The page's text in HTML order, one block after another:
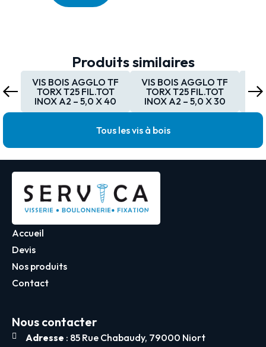
Produits similaires
VIS BOIS AGGLO TF
TORX T25 FIL.TOT
INOX A2 – 5,0 X 40
VIS BOIS AGGLO TF
TORX T25 FIL.TOT
INOX A2 – 5,0 X 30
Tous les vis à bois
Accueil
Devis
Nos produits
Contact
Nous contacter
Adresse : 85 Rue Chabaudy, 79000 Niort